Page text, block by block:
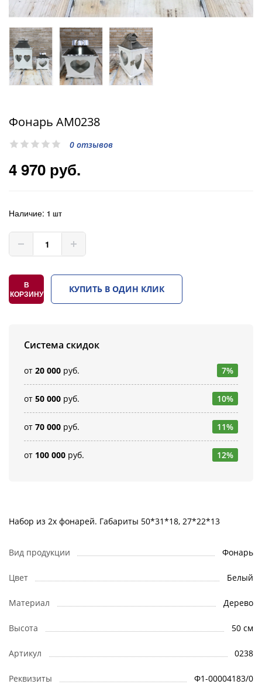
Фонарь AM0238
0 отзывов
4 970 руб.
Наличие: 1 шт
В
КОРЗИНУ
КУПИТЬ В ОДИН КЛИК
Система скидок
от 20 000 руб. 7%
от 50 000 руб. 10%
от 70 000 руб. 11%
от 100 000 руб. 12%
Набор из 2х фонарей. Габариты 50*31*18, 27*22*13
Вид продукции Фонарь
Цвет Белый
Материал Дерево
Высота 50 см
Артикул 0238
Реквизиты Ф1-00004183/0